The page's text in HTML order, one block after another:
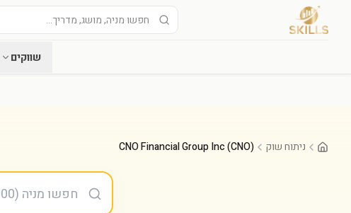
שווקים
ניתוח שוק CNO Financial Group Inc (CNO)